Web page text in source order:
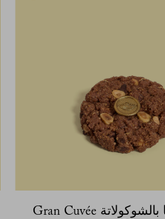
سبريزولونا بالشوكولاتة Gran Cuvée